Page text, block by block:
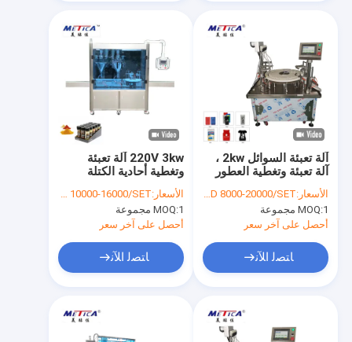
منتجات
220V 3kw آلة تعبئة
وتغطية أحادية الكتلة
لمسحوق الفلفل
الأسعار:USD 10000-16000/SET
MOQ:1 مجموعة
أحصل على آخر سعر
ﺎﺘﺼﻟ ﺍﻶﻧ
آلة تعبئة السوائل 2kw ،
آلة تعبئة وتغطية العطور
CE
الأسعار:USD 8000-20000/SET
MOQ:1 مجموعة
أحصل على آخر سعر
ﺎﺘﺼﻟ ﺍﻶﻧ